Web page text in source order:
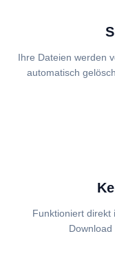
Ihre Dateien werden
automatisch
Funktioniert direkt
Download